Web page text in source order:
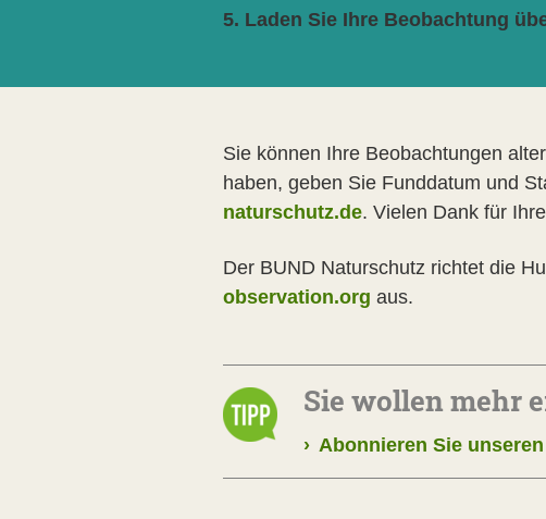
5. Laden Sie Ihre Beobachtung
Sie können Ihre Beobachtungen
haben, geben Sie Funddatum und
naturschutz.de. Vielen Dank für
Der BUND Naturschutz richtet die
observation.org aus.
Sie wollen mehr
› Abonnieren Sie